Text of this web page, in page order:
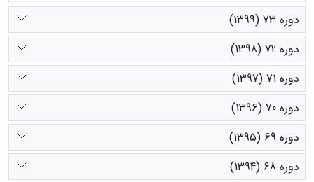
دوره 73 (1399)
دوره 72 (1398)
دوره 71 (1397)
دوره 70 (1396)
دوره 69 (1395)
دوره 68 (1394)